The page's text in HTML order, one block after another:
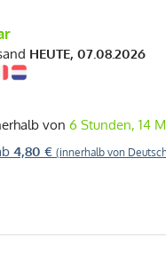
HEUTE, 07.08.2026
von 6 Stunden, 14
4,80 € (innerhalb von